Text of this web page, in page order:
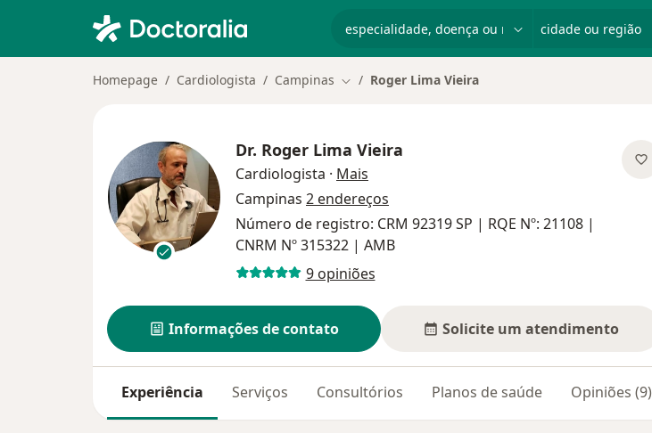
Homepage Cardiologista Campinas Mudar de cidade
Roger Lima Vieira
Dr. Roger Lima Vieira
Cardiologista · Mais
Campinas 2 endereços
Número de registro: CRM 92319 SP | RQE Nº: 21108 |
CNRM Nº 315322 | AMB
9 opiniões
Informações de contato Solicite um atendimento
Experiência Serviços Consultórios Planos de saúde Opiniões (9)